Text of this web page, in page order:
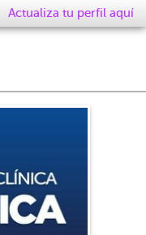
Actualiza tu perfil aquí